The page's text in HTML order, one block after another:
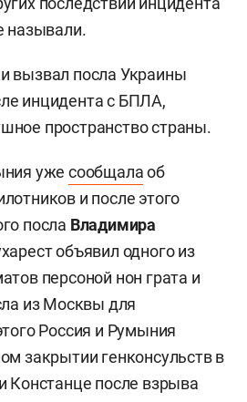
называли.
вызвал посла Украины
инцидента с БПЛА,
пространство страны.
ужесообщалаоб
и после этого
посла Владимира
объявил одного из
персоной нон грата и
из Москвы для
Россия и Румыния
закрытии генконсульств в
Констанце после взрыва